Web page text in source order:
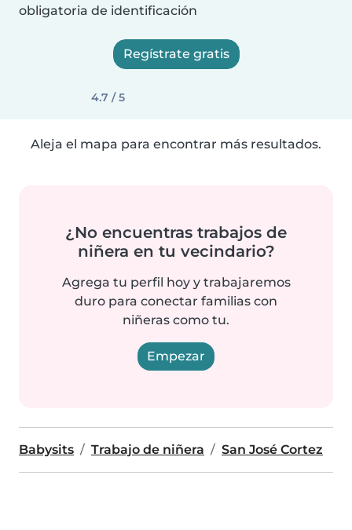
obligatoria de identificación
Regístrate gratis
4.7 / 5
Aleja el mapa para encontrar más resultados.
¿No encuentras trabajos de
niñera en tu vecindario?
Agrega tu perfil hoy y trabajaremos
duro para conectar familias con
niñeras como tu.
Empezar
Babysits Trabajo de niñera San José Cortez